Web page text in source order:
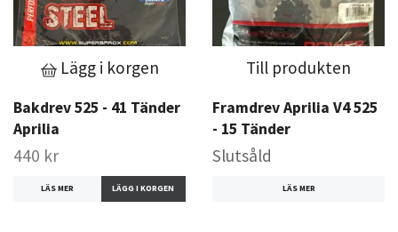
Lägg i korgen
Bakdrev 525 - 41 Tänder
Aprilia
440 kr
LÄS MER
Till produkten
Framdrev Aprilia V4 525
- 15 Tänder
Slutsåld
LÄS MER